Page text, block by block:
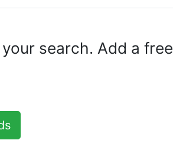
search. Add a free